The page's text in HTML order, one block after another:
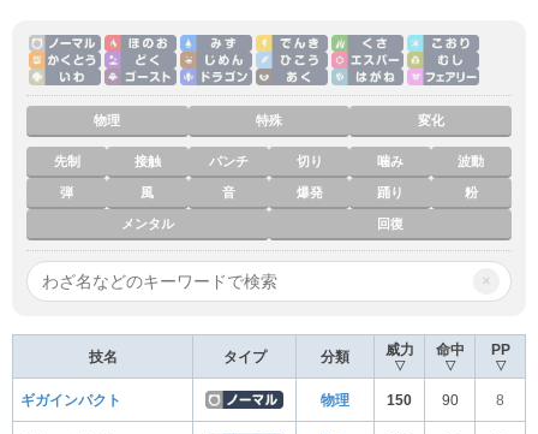
物理 特殊 変化
先制 接触 パンチ 切り 噛み 波動
弾 風 音 爆発 踊り 粉
メンタル 回復
×
技名 タイプ 分類 威力
▽
命中
▽
PP
▽
ギガインパクト 物理 150 90 8